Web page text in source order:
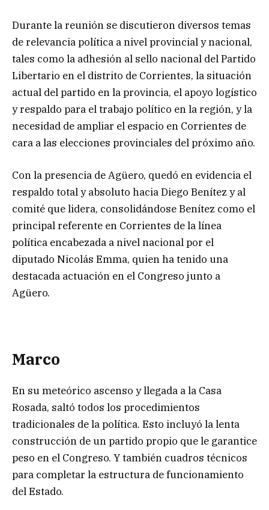
Durante la reunión se discutieron diversos temas
de relevancia política a nivel provincial y nacional,
tales como la adhesión al sello nacional del Partido
Libertario en el distrito de Corrientes, la situación
actual del partido en la provincia, el apoyo logístico
y respaldo para el trabajo político en la región, y la
necesidad de ampliar el espacio en Corrientes de
cara a las elecciones provinciales del próximo año.
Con la presencia de Agüero, quedó en evidencia el
respaldo total y absoluto hacia Diego Benítez y al
comité que lidera, consolidándose Benítez como el
principal referente en Corrientes de la línea
política encabezada a nivel nacional por el
diputado Nicolás Emma, quien ha tenido una
destacada actuación en el Congreso junto a
Agüero.
Marco
En su meteórico ascenso y llegada a la Casa
Rosada, saltó todos los procedimientos
tradicionales de la política. Esto incluyó la lenta
construcción de un partido propio que le garantice
peso en el Congreso. Y también cuadros técnicos
para completar la estructura de funcionamiento
del Estado.